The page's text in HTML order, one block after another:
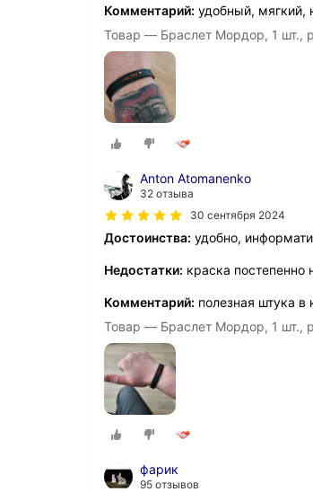
Комментарий: удобный, мягкий,
Товар — Браслет Мордор, 1 шт.,
Anton Atomanenko
32 отзыва
30 сентября 2024
Достоинства: удобно,
Недостатки: краска постепенно
Комментарий: полезная штука
Товар — Браслет Мордор, 1 шт.,
фарик
95 отзывов